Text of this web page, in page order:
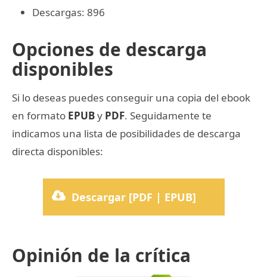
Descargas: 896
Opciones de descarga
disponibles
Si lo deseas puedes conseguir una copia del ebook
en formato EPUBy PDF. Seguidamente te
indicamos una lista de posibilidades de descarga
directa disponibles:
Descargar [PDF | EPUB]
Opinión de la crítica